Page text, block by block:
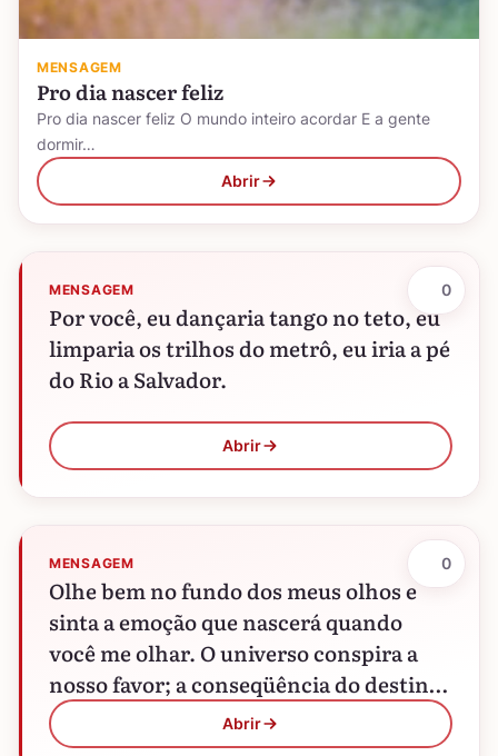
MENSAGEM
Pro dia nascer feliz
Pro dia nascer feliz O mundo inteiro acordar E a gente
dormir…
Abrir
MENSAGEM
Por você, eu dançaria tango no teto, eu
limparia os trilhos do metrô, eu iria a pé
do Rio a Salvador.
Abrir
0
MENSAGEM
Olhe bem no fundo dos meus olhos e
sinta a emoção que nascerá quando
você me olhar. O universo conspira a
nosso favor; a conseqüência do destino
é…
Abrir
0